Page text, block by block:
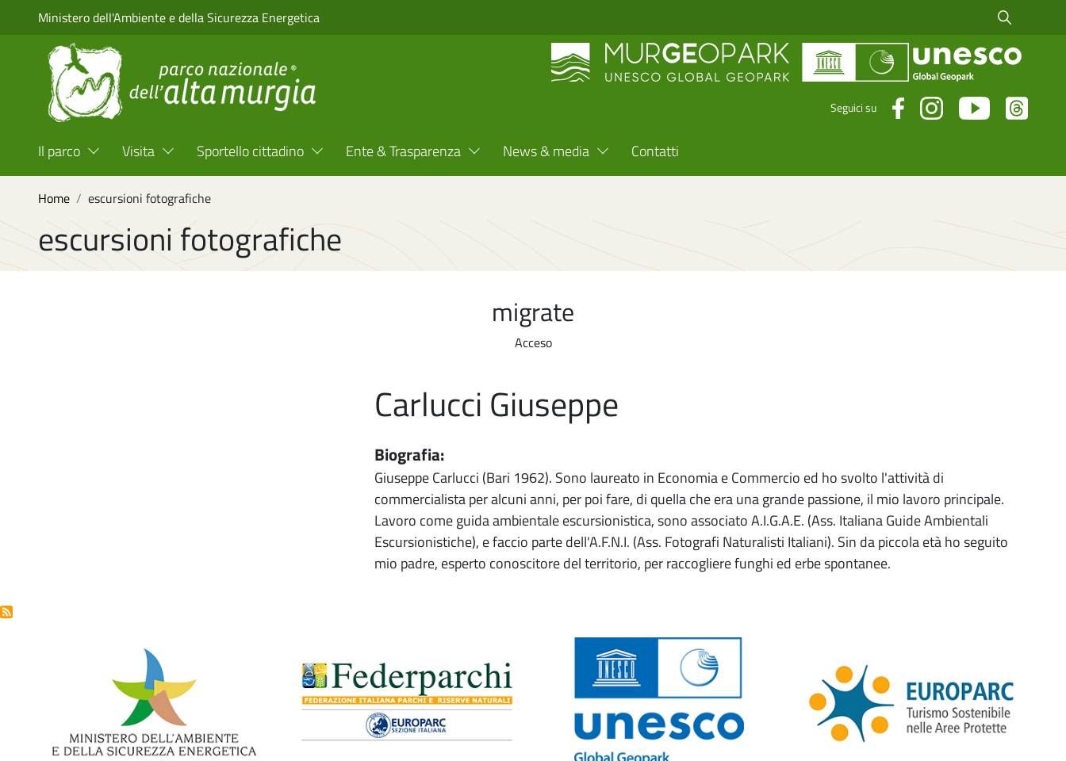
Salta al contenuto principale
Ministero dell'Ambiente e della Sicurezza Energetica Cerca fra i
Seguici su
Menu Top Header
Il parco Visita Sportello cittadino Ente & Trasparenza News & media Contatti
Home escursioni fotografiche
escursioni fotografiche
migrate
Acceso
Carlucci Giuseppe
Biografia:
Giuseppe Carlucci (Bari 1962). Sono laureato in Economia e Commercio ed ho svolto l'attività di
commercialista per alcuni anni, per poi fare, di quella che era una grande passione, il mio lavoro principale.
Lavoro come guida ambientale escursionistica, sono associato A.I.G.A.E. (Ass. Italiana Guide Ambientali
Escursionistiche), e faccio parte dell'A.F.N.I. (Ass. Fotografi Naturalisti Italiani). Sin da piccola età ho seguito
mio padre, esperto conoscitore del territorio, per raccogliere funghi ed erbe spontanee.